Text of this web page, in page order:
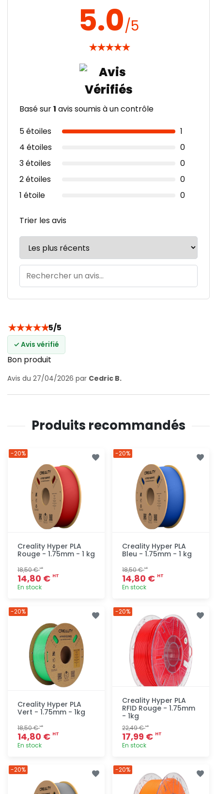
5.0/5
★★★★★
Basé sur1 avis soumis à un contrôle
5 étoiles
1
4 étoiles
0
3 étoiles
0
2 étoiles
0
1 étoile
0
Trier les avis
★★★★★5/5
✓ Avis vérifié
Bon produit
Avis du 27/04/2026 par Cedric B.
Produits recommandés
Creality Hyper PLA
Rouge - 1.75mm - 1 kg
18,50 €HT
14,80 € HT
En stock
-20%
Creality Hyper PLA
Bleu - 1.75mm - 1 kg
18,50 €HT
14,80 € HT
En stock
rapide
-20%
Creality Hyper PLA
Vert - 1.75mm - 1kg
18,50 €HT
14,80 € HT
En stock
-20%
Creality Hyper PLA
RFID Rouge - 1.75mm
- 1kg
22,49 €HT
17,99 € HT
En stock
rapide
-20%
-20% -20%